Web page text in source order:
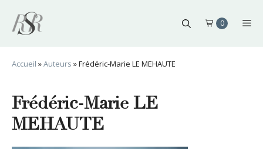
contenu
0
Accueil »Auteurs »Frédéric-Marie LE MEHAUTE
Frédéric-Marie LE
MEHAUTE